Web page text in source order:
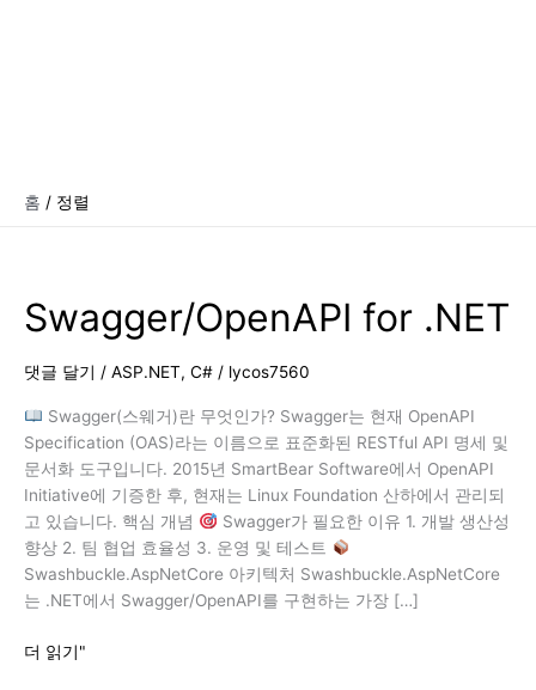
홈 정렬
Swagger/OpenAPI for .NET
댓글 달기 / ASP.NET, C# / lycos7560
Swagger(스웨거)란 무엇인가? Swagger는 현재 OpenAPI
Specification (OAS)라는 이름으로 표준화된 RESTful API 명세 및
문서화 도구입니다. 2015년 SmartBear Software에서 OpenAPI
Initiative에 기증한 후, 현재는 Linux Foundation 산하에서 관리되
고 있습니다. 핵심 개념
Swagger가 필요한 이유 1. 개발 생산성
향상 2. 팀 협업 효율성 3. 운영 및 테스트
Swashbuckle.AspNetCore 아키텍처 Swashbuckle.AspNetCore
는 .NET에서 Swagger/OpenAPI를 구현하는 가장 […]
Swagger/OpenAPI
더 읽기"